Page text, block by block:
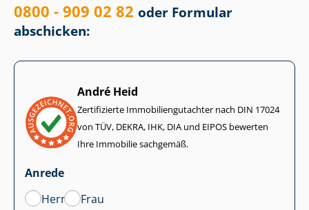
0800 - 909 02 82 oder Formular
abschicken:
André Heid
Zertifizierte Im­mo­bi­li­en­gut­ach­ter nach DIN 17024
von TÜV, DEKRA, IHK, DIA und EIPOS bewerten
Ihre Immobilie sachgemäß.
Anrede
Herr
Frau